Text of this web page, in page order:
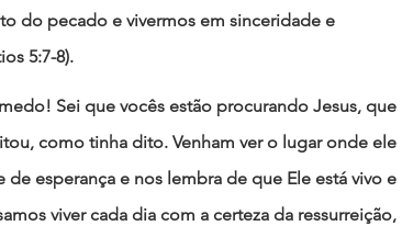
do pecado e vivermos em sinceridade e
5:7-8).
Sei que vocês estão procurando Jesus, que
como tinha dito. Venham ver o lugar onde ele
de esperança e nos lembra de que Ele está vivo e
viver cada dia com a certeza da ressurreição,